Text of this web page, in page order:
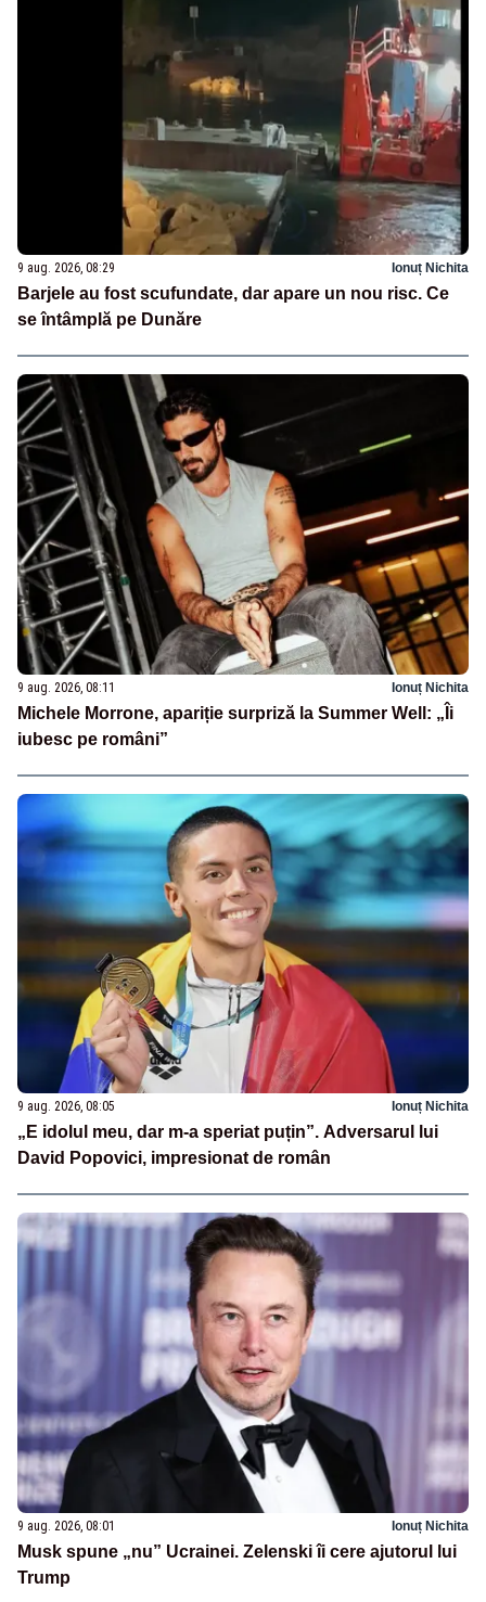
9 aug. 2026, 08:29 Ionuț Nichita
Barjele au fost scufundate, dar apare un nou risc. Ce
se întâmplă pe Dunăre
9 aug. 2026, 08:11 Ionuț Nichita
Michele Morrone, apariție surpriză la Summer Well: „Îi
iubesc pe români”
9 aug. 2026, 08:05 Ionuț Nichita
„E idolul meu, dar m-a speriat puțin”. Adversarul lui
David Popovici, impresionat de român
9 aug. 2026, 08:01 Ionuț Nichita
Musk spune „nu” Ucrainei. Zelenski îi cere ajutorul lui
Trump